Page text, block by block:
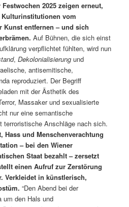
2025 zeigen erneut,
vom
entfernen – und sich
Auf Bühnen, die sich einst
verpflichtet fühlten, wird nun
,Dekolonialisierung und
antisemitische,
reproduziert. Der Begriff
mit der Ästhetik des
Massaker und sexualisierte
nur eine semantische
terroristische Anschläge nach sich.
Hass und Menschenverachtung
– bei den Wiener
Staat bezahlt – zersetzt
einen Aufruf zur Zerstörung
Verkleidet in künstlerisch,
“Den Abend bei der
um den Hals und